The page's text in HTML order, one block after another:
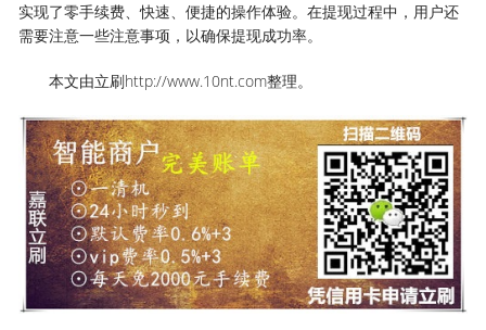
实现了零手续费、快速、便捷的操作体验。在提现过程中，用户还
需要注意一些注意事项，以确保提现成功率。
本文由立刷http://www.10nt.com整理。